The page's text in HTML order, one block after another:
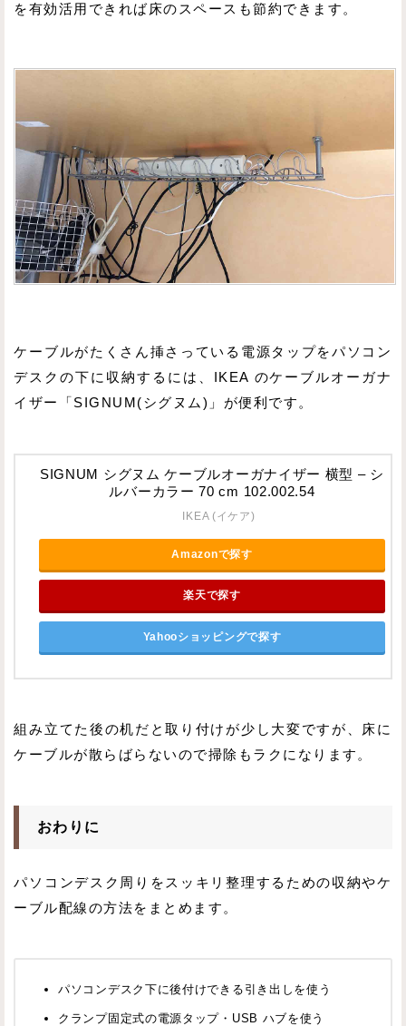
を有効活用できれば床のスペースも節約できます。
ケーブルがたくさん挿さっている電源タップをパソコン
デスクの下に収納するには、IKEA のケーブルオーガナ
イザー「SIGNUM(シグヌム)」が便利です。
SIGNUM シグヌム ケーブルオーガナイザー 横型 – シ
ルバーカラー 70 cm 102.002.54
IKEA (イケア)
Amazonで探す
楽天で探す
Yahooショッピングで探す
組み立てた後の机だと取り付けが少し大変ですが、床に
ケーブルが散らばらないので掃除もラクになります。
おわりに
パソコンデスク周りをスッキリ整理するための収納やケ
ーブル配線の方法をまとめます。
パソコンデスク下に後付けできる引き出しを使う
クランプ固定式の電源タップ・USB ハブを使う